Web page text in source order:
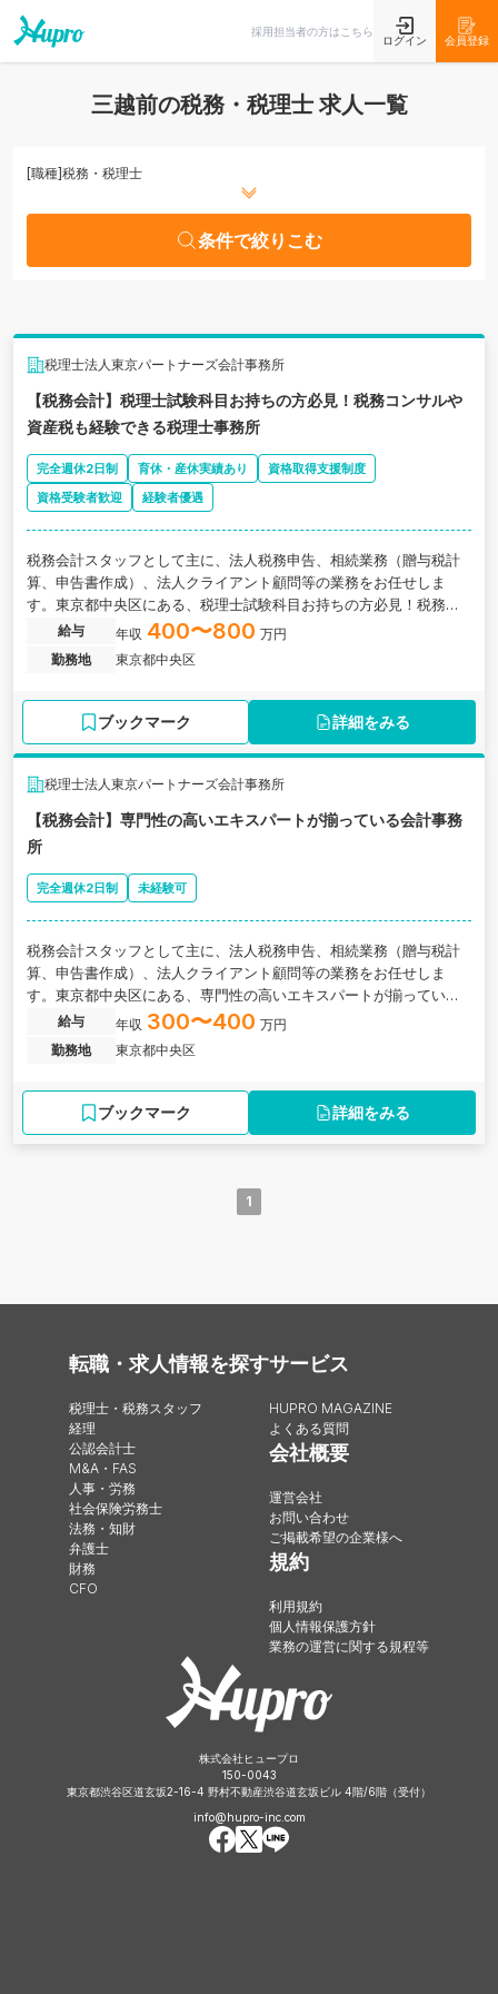
採用担当者の方はこちら
ログイン 会員登録
三越前の税務・税理士 求人一覧
[職種]税務・税理士
条件で絞りこむ
税理士法人東京パートナーズ会計事務所
【税務会計】税理士試験科目お持ちの方必見！税務コンサルや
資産税も経験できる税理士事務所
完全週休2日制 育休・産休実績あり
資格取得支援制度
資格受験者歓迎
経験者優遇
税務会計スタッフとして主に、法人税務申告、相続業務（贈与税計
算、申告書作成）、法人クライアント顧問等の業務をお任せしま
す。東京都中央区にある、税理士試験科目お持ちの方必見！税務コ
ンサルや資産税も経験できる税理士事務所の求人です。
給与 年収 400〜800 万円
勤務地
東京都中央区
ブックマーク 詳細をみる
税理士法人東京パートナーズ会計事務所
【税務会計】専門性の高いエキスパートが揃っている会計事務
所
完全週休2日制 未経験可
税務会計スタッフとして主に、法人税務申告、相続業務（贈与税計
算、申告書作成）、法人クライアント顧問等の業務をお任せしま
す。東京都中央区にある、専門性の高いエキスパートが揃っている
会計事務所の求人です。
給与 年収 300〜400 万円
勤務地
東京都中央区
ブックマーク 詳細をみる
1
転職・求人情報を探す
税理士・税務スタッフ
経理
公認会計士
M&A・FAS
人事・労務
社会保険労務士
法務・知財
弁護士
財務
CFO
サービス
HUPRO MAGAZINE
よくある質問
会社概要
運営会社
お問い合わせ
ご掲載希望の企業様へ
規約
利用規約
個人情報保護方針
業務の運営に関する規程等
株式会社ヒュープロ
150-0043
東京都渋谷区道玄坂2-16-4 野村不動産渋谷道玄坂ビル 4階/6階（受付）
info@hupro-inc.com